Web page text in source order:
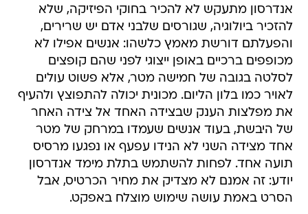
אנדרסון מתעקש לא להכיר בחוקי הפיזיקה, שלא
להזכיר ביולוגיה, שגורסים שלבני אדם יש שרירים,
והפעלתם דורשת מאמץ כלשהו: אנשים אפילו לא
מכופפים ברכיים באופן ייצוגי לפני שהם קופצים
לסלטה בגובה של חמישה מטר, אלא פשוט עולים
לאויר כמו בלון הליום. מכונית יכולה להתפוצץ ולהעיף
את מפלצות הענק שבצידה האחד אל צידה האחר
של היבשת, בעוד אנשים שעמדו במרחק של מטר
אחד מצידה השני לא הנידו עפעף או נפגעו מרסיס
תועה אחד. לפחות להשתמש בתלת מימד אנדרסון
יודע: זה אמנם לא מצדיק את מחיר הכרטיס, אבל
הסרט באמת עושה שימוש מוצלח באפקט.